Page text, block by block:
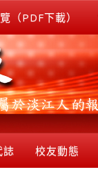
（PDF下載）
誌 校友動態